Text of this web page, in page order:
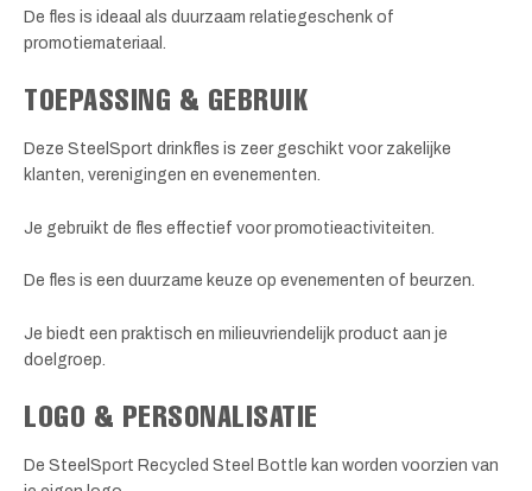
De fles is ideaal als duurzaam relatiegeschenk of
promotiemateriaal.
TOEPASSING & GEBRUIK
Deze SteelSport drinkfles is zeer geschikt voor zakelijke
klanten, verenigingen en evenementen.
Je gebruikt de fles effectief voor promotieactiviteiten.
De fles is een duurzame keuze op evenementen of beurzen.
Je biedt een praktisch en milieuvriendelijk product aan je
doelgroep.
LOGO & PERSONALISATIE
De SteelSport Recycled Steel Bottle kan worden voorzien van